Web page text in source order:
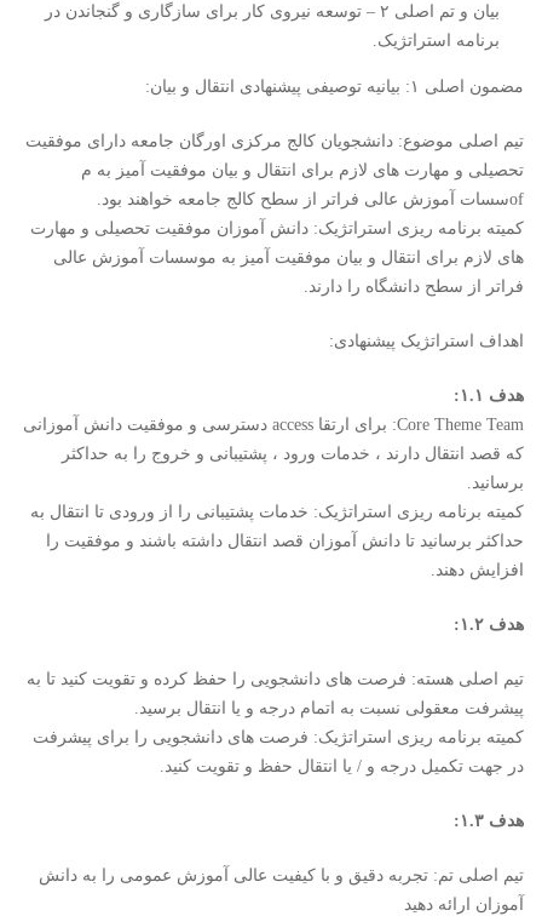
بیان و تم اصلی ۲ – توسعه نیروی کار برای سازگاری و گنجاندن در
برنامه استراتژیک.
مضمون اصلی ۱: بیانیه توصیفی پیشنهادی انتقال و بیان:
تیم اصلی موضوع: دانشجویان کالج مرکزی اورگان جامعه دارای موفقیت
تحصیلی و مهارت های لازم برای انتقال و بیان موفقیت آمیز به م
ofسسات آموزش عالی فراتر از سطح کالج جامعه خواهند بود.
کمیته برنامه ریزی استراتژیک: دانش آموزان موفقیت تحصیلی و مهارت
های لازم برای انتقال و بیان موفقیت آمیز به موسسات آموزش عالی
فراتر از سطح دانشگاه را دارند.
اهداف استراتژیک پیشنهادی:
هدف ۱.۱:
Core Theme Team: برای ارتقا access دسترسی و موفقیت دانش آموزانی
که قصد انتقال دارند ، خدمات ورود ، پشتیبانی و خروج را به حداکثر
برسانید.
کمیته برنامه ریزی استراتژیک: خدمات پشتیبانی را از ورودی تا انتقال به
حداکثر برسانید تا دانش آموزان قصد انتقال داشته باشند و موفقیت را
افزایش دهند.
هدف ۱.۲:
تیم اصلی هسته: فرصت های دانشجویی را حفظ کرده و تقویت کنید تا به
پیشرفت معقولی نسبت به اتمام درجه و یا انتقال برسید.
کمیته برنامه ریزی استراتژیک: فرصت های دانشجویی را برای پیشرفت
در جهت تکمیل درجه و / یا انتقال حفظ و تقویت کنید.
هدف ۱.۳:
تیم اصلی تم: تجربه دقیق و با کیفیت عالی آموزش عمومی را به دانش
آموزان ارائه دهید